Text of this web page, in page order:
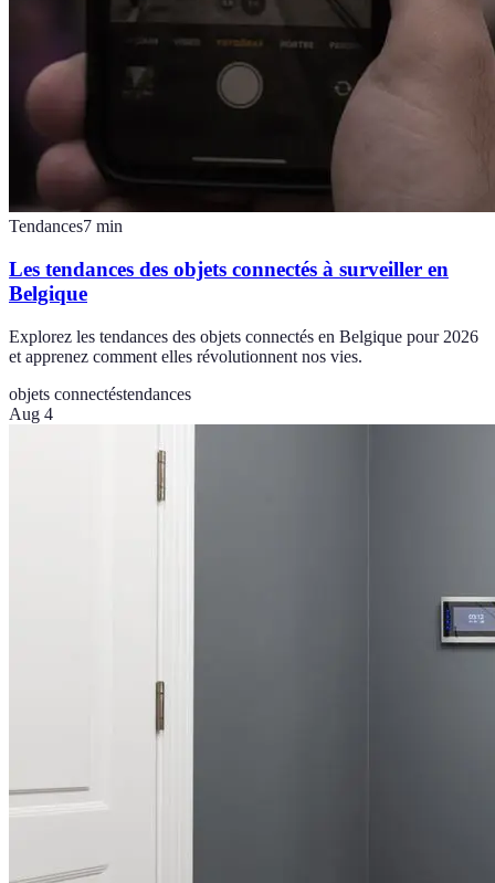
Tendances7 min
Les tendances des objets connectés à surveiller en
Belgique
Explorez les tendances des objets connectés en Belgique pour 2026
et apprenez comment elles révolutionnent nos vies.
objets connectéstendances
Aug 4